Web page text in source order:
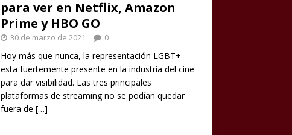
para ver en Netflix, Amazon
Prime y HBO GO
30 de marzo de 2021 0
Hoy más que nunca, la representación LGBT+
esta fuertemente presente en la industria del cine
para dar visibilidad. Las tres principales
plataformas de streaming no se podían quedar
fuera de […]